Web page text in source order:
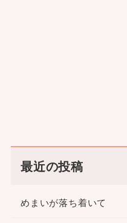
最近の投稿
めまいが落ち着いて